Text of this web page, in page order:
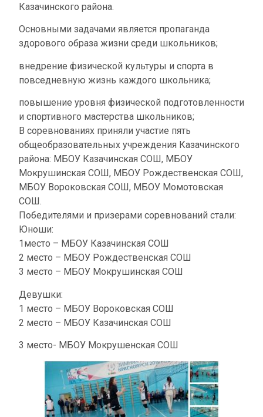
Казачинского района.
Основными задачами является пропаганда
здорового образа жизни среди школьников;
внедрение физической культуры и спорта в
повседневную жизнь каждого школьника;
повышение уровня физической подготовленности
и спортивного мастерства школьников;
В соревнованиях приняли участие пять
общеобразовательных учреждения Казачинского
района: МБОУ Казачинская СОШ, МБОУ
Мокрушинская СОШ, МБОУ Рождественская СОШ,
МБОУ Вороковская СОШ, МБОУ Момотовская
СОШ.
Победителями и призерами соревнований стали:
Юноши:
1место – МБОУ Казачинская СОШ
2 место – МБОУ Рождественская СОШ
3 место – МБОУ Мокрушинская СОШ
Девушки:
1 место – МБОУ Вороковская СОШ
2 место – МБОУ Казачинская СОШ
3 место- МБОУ Мокрушенская СОШ